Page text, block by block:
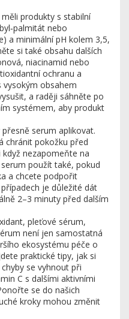
produkty s stabilní
nebo
a minimální pH kolem 3,5,
si také obsahu dalších
niacinamid nebo
ochranu a
vysokým obsahem
a raději sáhněte po
systémem, aby produkt
serum aplikovat.
chránit pokožku před
když nezapomeňte na
použít také, pokud
a chcete podpořit
je důležité dát
2–3 minuty před dalším
pleťové sérum,
není jen samostatná
ekosystému péče o
praktické tipy, jak si
se vyhnout při
C s dalšími aktivními
se do našich
kroky mohou změnit